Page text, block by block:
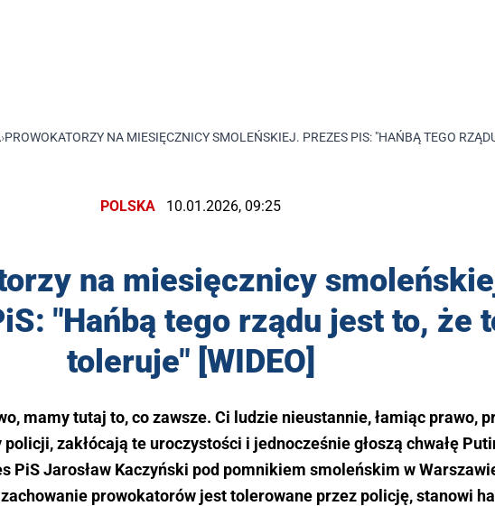
›PROWOKATORZY NA MIESIĘCZNICY SMOLEŃSKIEJ. PREZES PIS: "HAŃBĄ TEGO
POLSKA 10.01.2026, 09:25
na miesięcznicy
"Hańbą tego rządu jest to, że
toleruje" [WIDEO]
mamy tutaj to, co zawsze. Ci ludzie nieustannie, łamiąc prawo,
zakłócają te uroczystości i jednocześnie głoszą chwałę
PiS Jarosław Kaczyński pod pomnikiem smoleńskim w
prowokatorów jest tolerowane przez policję, stanowi